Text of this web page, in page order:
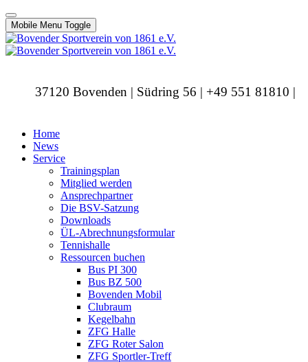
Mobile Menu Toggle
37120 Bovenden | Südring 56 | +49 551 81810 |
Home
News
Service
Trainingsplan
Mitglied werden
Ansprechpartner
Die BSV-Satzung
Downloads
ÜL-Abrechnungsformular
Tennishalle
Ressourcen buchen
Bus PI 300
Bus BZ 500
Bovenden Mobil
Clubraum
Kegelbahn
ZFG Halle
ZFG Roter Salon
ZFG Sportler-Treff